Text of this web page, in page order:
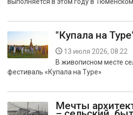
"Купала на
13 июля 2026, 08:22
В живописном месте
фестиваль «Купала на Туре»
Мечты